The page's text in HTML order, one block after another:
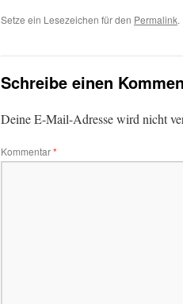
Setze ein Lesezeichen für den Permalink.
Schreibe einen
Deine E-Mail-Adresse wird nicht
Kommentar*